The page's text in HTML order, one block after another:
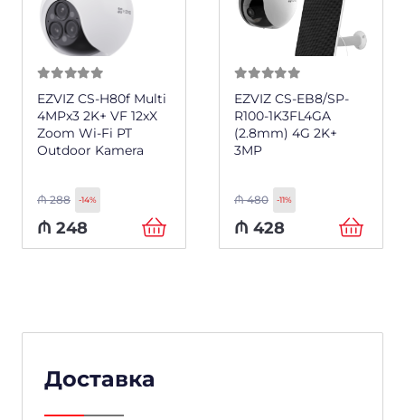
EZVIZ CS-H80f Multi
4MPx3 2K+ VF 12xX
Zoom Wi-Fi PT
Outdoor Kamera
₼288 -14%
₼ 248
EZVIZ CS-EB8/SP-
R100-1K3FL4GA
(2.8mm) 4G 2K+
3MP
₼480 -11%
₼ 428
Доставка